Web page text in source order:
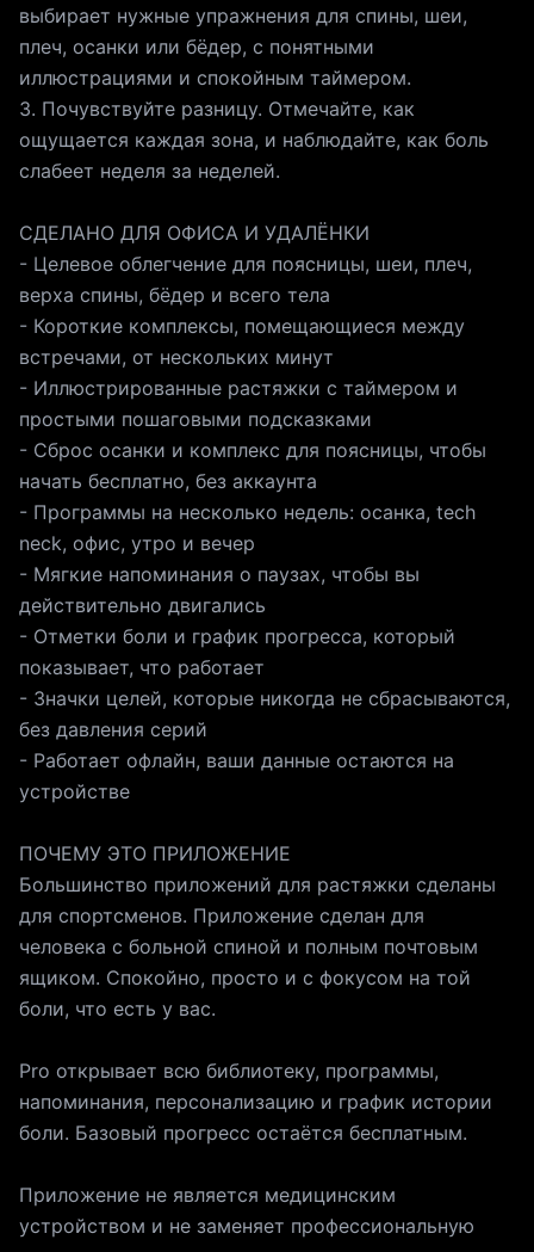
выбирает нужные упражнения для спины, шеи,
плеч, осанки или бёдер, с понятными
иллюстрациями и спокойным таймером.
3. Почувствуйте разницу. Отмечайте, как
ощущается каждая зона, и наблюдайте, как боль
слабеет неделя за неделей.
СДЕЛАНО ДЛЯ ОФИСА И УДАЛЁНКИ
- Целевое облегчение для поясницы, шеи, плеч,
верха спины, бёдер и всего тела
- Короткие комплексы, помещающиеся между
встречами, от нескольких минут
- Иллюстрированные растяжки с таймером и
простыми пошаговыми подсказками
- Сброс осанки и комплекс для поясницы, чтобы
начать бесплатно, без аккаунта
- Программы на несколько недель: осанка, tech
neck, офис, утро и вечер
- Мягкие напоминания о паузах, чтобы вы
действительно двигались
- Отметки боли и график прогресса, который
показывает, что работает
- Значки целей, которые никогда не сбрасываются,
без давления серий
- Работает офлайн, ваши данные остаются на
устройстве
ПОЧЕМУ ЭТО ПРИЛОЖЕНИЕ
Большинство приложений для растяжки сделаны
для спортсменов. Приложение сделан для
человека с больной спиной и полным почтовым
ящиком. Спокойно, просто и с фокусом на той
боли, что есть у вас.
Pro открывает всю библиотеку, программы,
напоминания, персонализацию и график истории
боли. Базовый прогресс остаётся бесплатным.
Приложение не является медицинским
устройством и не заменяет профессиональную